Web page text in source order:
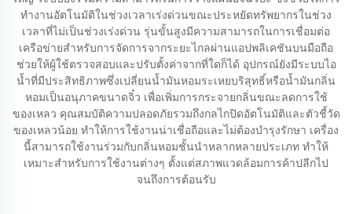
ทำงานอัตโนมัติในช่วงเวลาเร่งด่วนขณะประหยัดทรัพยากรในช่วง
เวลาที่ไม่เป็นช่วงเร่งด่วน รุ่นขั้นสูงมีความสามารถในการเชื่อมต่อ
เครือข่ายสำหรับการจัดการจากระยะไกลผ่านแอปพลิเคชันบนมือถือ
ช่วยให้ผู้ใช้ตรวจสอบและปรับตั้งค่าจากที่ใดก็ได้ อุปกรณ์ยังมีระบบไอ
น้ำที่มีประสิทธิภาพซึ่งเปลี่ยนน้ำมันหอมระเหยบริสุทธิ์หรือน้ำมันกลิ่น
หอมเป็นอนุภาคขนาดจิ๋ว เพื่อเพิ่มการกระจายกลิ่นขณะลดการใช้
ของเหลว คุณสมบัติความปลอดภัยรวมถึงกลไกปิดอัตโนมัติและตัวชี้วัด
ของเหลวน้อย ทำให้การใช้งานน่าเชื่อถือและไม่ต้องบำรุงรักษา เครื่อง
นี้สามารถใช้งานร่วมกับกลิ่นหอมชั้นนำหลากหลายประเภท ทำให้
เหมาะสำหรับการใช้งานต่างๆ ตั้งแต่สภาพแวดล้อมการค้าปลีกไป
จนถึงการต้อนรับ